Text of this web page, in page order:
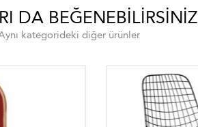
DA BEĞENEBILIRSINIZ
kategorideki diğer ürünler